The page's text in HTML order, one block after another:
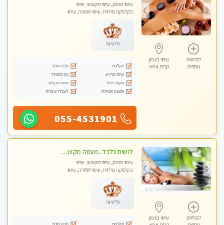
לפרטים
נוספים
עיסוי בצפון
קרית אתא
עיסוי מפנק, עיסוי מקצועי, עיסוי
בקלניקה פרטית, עיסוי טנטרה, עיסוי
פלטינה
מקלחת
חניה חינם
עיסוי מרגיע
נקי ומסודר
מקום פרטי
עיסוי מקצועי
תמונה אמיתית
דוברת עיברית
055-4531901
לפרטים
עיסוי בצפון
לנשים בלבד..מעסה מקצועי לנשים בלבד
עיסוי מפנק, עיסוי מקצועי, עיסוי
בקלניקה פרטית, עיסוי טנטרה, עיסוי
פלטינה
מקלחת
חניה חינם